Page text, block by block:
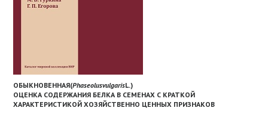
ОБЫКНОВЕННАЯ(PhaseolusvulgarisL.)
ОЦЕНКА СОДЕРЖАНИЯ БЕЛКА В СЕМЕНАХ С КРАТКОЙ
ХАРАКТЕРИСТИКОЙ ХОЗЯЙСТВЕННО ЦЕННЫХ ПРИЗНАКОВ